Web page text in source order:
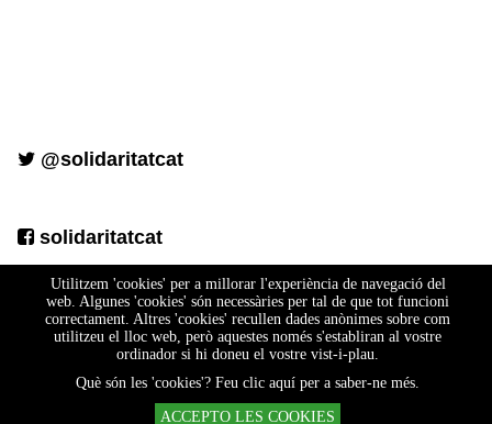
@solidaritatcat
solidaritatcat
|Política de cookies|Termes legals
Utilitzem 'cookies' per a millorar l'experiència de navegació del
web. Algunes 'cookies' són necessàries per tal de que tot funcioni
correctament. Altres 'cookies' recullen dades anònimes sobre com
utilitzeu el lloc web, però aquestes només s'establiran al vostre
ordinador si hi doneu el vostre vist-i-plau.
Què són les 'cookies'? Feu clic aquí per a saber-ne més.
ACCEPTO LES COOKIES